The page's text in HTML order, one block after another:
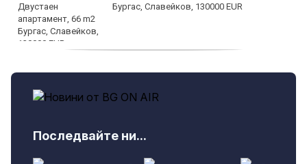
Бургас, Славейков, 130000 EUR
Последвайте ни...